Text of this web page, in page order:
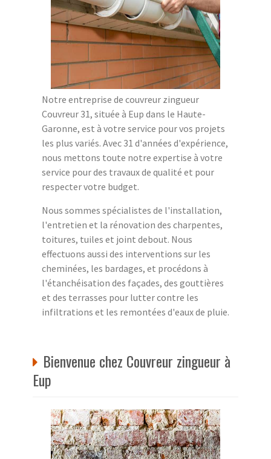
Notre entreprise de couvreur zingueur
Couvreur 31, située à Eup dans le Haute-
Garonne, est à votre service pour vos projets
les plus variés. Avec 31 d'années d'expérience,
nous mettons toute notre expertise à votre
service pour des travaux de qualité et pour
respecter votre budget.
Nous sommes spécialistes de l'installation,
l'entretien et la rénovation des charpentes,
toitures, tuiles et joint debout. Nous
effectuons aussi des interventions sur les
cheminées, les bardages, et procédons à
l'étanchéisation des façades, des gouttières
et des terrasses pour lutter contre les
infiltrations et les remontées d'eaux de pluie.
Bienvenue chez Couvreur zingueur à
Eup